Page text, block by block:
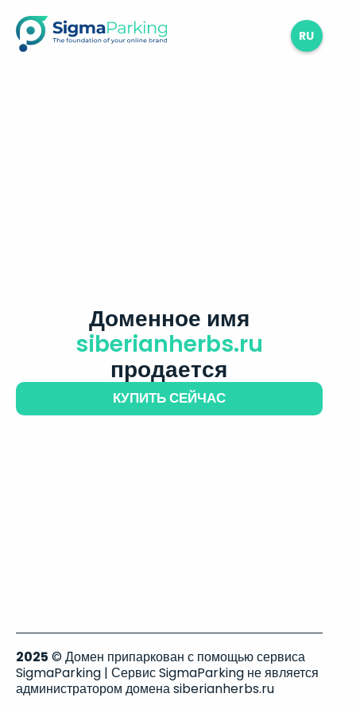
RU
Доменное имя
siberianherbs.ru
продается
КУПИТЬ СЕЙЧАС
2025 © Домен припаркован с помощью сервиса
SigmaParking | Сервис SigmaParking не является
администратором домена siberianherbs.ru